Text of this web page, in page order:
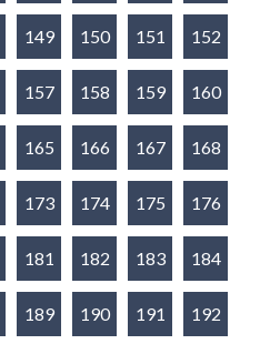
149 150 151 152
157 158 159 160
165 166 167 168
173 174 175 176
181 182 183 184
189 190 191 192